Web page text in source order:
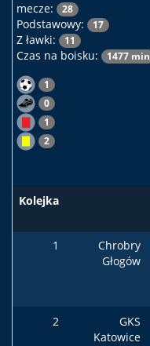
mecze: 28
Podstawowy: 17
Z ławki: 11
Czas na boisku: 1477 min
1
0
1
2
Kolejka
1
Chrobry
Głogów
2
GKS
Katowice